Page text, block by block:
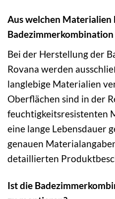
Aus welchen Materialien
Badezimmerkombination
Bei der Herstellung der
Rovana werden
langlebige Materialien
Oberflächen sind in der
feuchtigkeitsresistenten
eine lange Lebensdauer
genauen
detaillierten
Ist die